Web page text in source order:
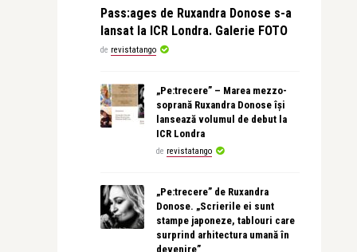
Pass:ages de Ruxandra Donose s-a
lansat la ICR Londra. Galerie FOTO
de revistatango
„Pe:trecere” – Marea mezzo-
soprană Ruxandra Donose își
lansează volumul de debut la
ICR Londra
de revistatango
„Pe:trecere” de Ruxandra
Donose. „Scrierile ei sunt
stampe japoneze, tablouri care
surprind arhitectura umană în
devenire”